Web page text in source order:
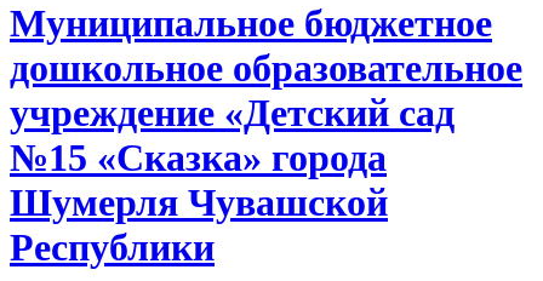
Муниципальное бюджетное
дошкольное образовательное
учреждение «Детский сад
№15 «Сказка» города
Шумерля Чувашской
Республики